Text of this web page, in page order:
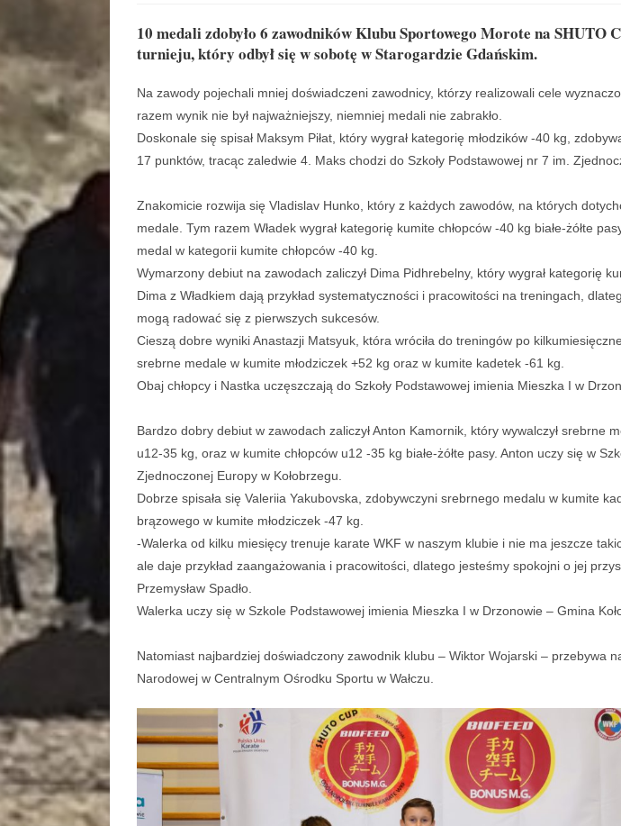
10 medali zdobyło 6 zawodników Klubu Sportowego Morote na SHUTO
turnieju, który odbył się w sobotę w Starogardzie Gdańskim.
Na zawody pojechali mniej doświadczeni zawodnicy, którzy realizowali cele
razem wynik nie był najważniejszy, niemniej medali nie zabrakło.
Doskonale się spisał Maksym Piłat, który wygrał kategorię młodzików -40 kg,
17 punktów, tracąc zaledwie 4. Maks chodzi do Szkoły Podstawowej nr 7 im.
Znakomicie rozwija się Vladislav Hunko, który z każdych zawodów, na których
medale. Tym razem Władek wygrał kategorię kumite chłopców -40 kg białe-żółte
medal w kategorii kumite chłopców -40 kg.
Wymarzony debiut na zawodach zaliczył Dima Pidhrebelny, który wygrał kategorię
Dima z Władkiem dają przykład systematyczności i pracowitości na treningach,
mogą radować się z pierwszych sukcesów.
Cieszą dobre wyniki Anastazji Matsyuk, która wróciła do treningów po
srebrne medale w kumite młodziczek +52 kg oraz w kumite kadetek -61 kg.
Obaj chłopcy i Nastka uczęszczają do Szkoły Podstawowej imienia Mieszka I w
Bardzo dobry debiut w zawodach zaliczył Anton Kamornik, który wywalczył srebrne
u12-35 kg, oraz w kumite chłopców u12 -35 kg białe-żółte pasy. Anton uczy się w
Zjednoczonej Europy w Kołobrzegu.
Dobrze spisała się Valeriia Yakubovska, zdobywczyni srebrnego medalu w kumite
brązowego w kumite młodziczek -47 kg.
-Walerka od kilku miesięcy trenuje karate WKF w naszym klubie i nie ma jeszcze
ale daje przykład zaangażowania i pracowitości, dlatego jesteśmy spokojni o jej
Przemysław Spadło.
Walerka uczy się w Szkole Podstawowej imienia Mieszka I w Drzonowie – Gmina
Natomiast najbardziej doświadczony zawodnik klubu – Wiktor Wojarski – przebywa
Narodowej w Centralnym Ośrodku Sportu w Wałczu.